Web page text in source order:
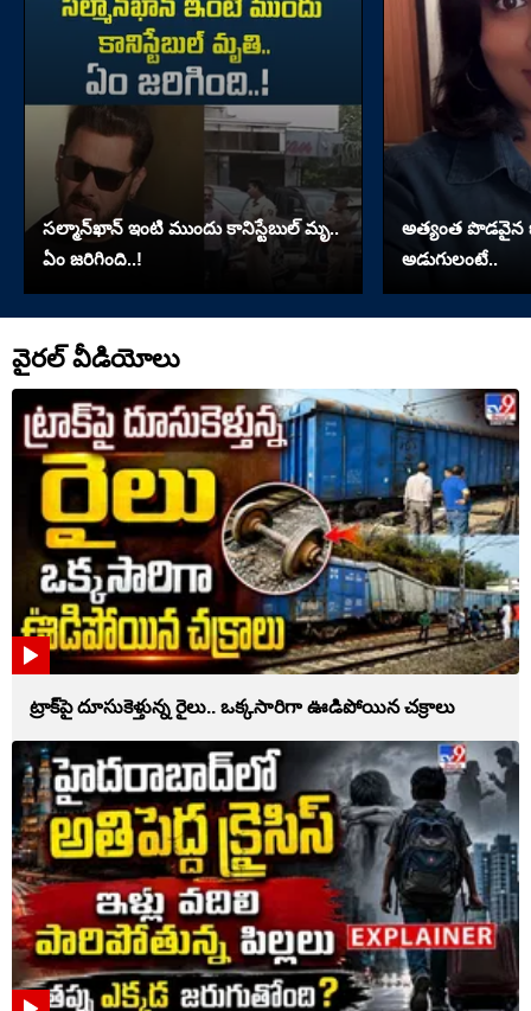
సల్మాన్‌ఖాన్‌ ఇంటి ముందు కానిస్టేబుల్‌ మృ..
ఏం జరిగింది..!
అత్యంత పొడవైన
అడుగులంటే..
వైరల్ వీడియోలు
ట్రాక్‌పై దూసుకెళ్తున్న రైలు.. ఒక్కసారిగా ఊడిపోయిన చక్రాలు